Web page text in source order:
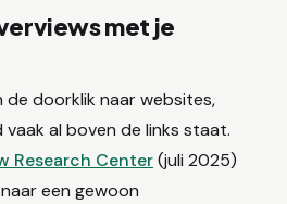
met je
de doorklik naar websites,
al boven de links staat.
Research Center(juli 2025)
een gewoon